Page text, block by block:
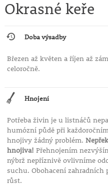
zahradu v romantickou
Okrasné keře
Doba výsadby
Březen až květen a říjen až
celoročně.
Hnojení
Potřeba živin je u listnáčů
humózní půdě při
hnojivy žádný problém.
hnojiva! Přehnojením
nýbrž nepříznivě ovlivníme
suchu. Obohacení zahradních
růst.